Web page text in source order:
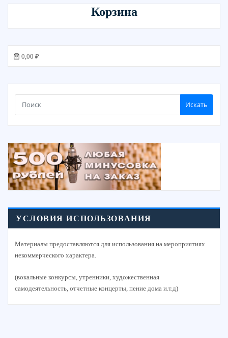
Корзина
0,00 ₽
Искать
УСЛОВИЯ ИСПОЛЬЗОВАНИЯ
Материалы предоставляются для использования на мероприятиях
некоммерческого характера.
(вокальные конкурсы, утренники, художественная
самодеятельность, отчетные концерты, пение дома и.т.д)